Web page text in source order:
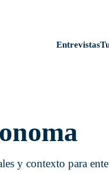
Entrevistas
y contexto para